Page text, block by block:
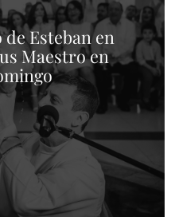
Esteban en
Maestro en